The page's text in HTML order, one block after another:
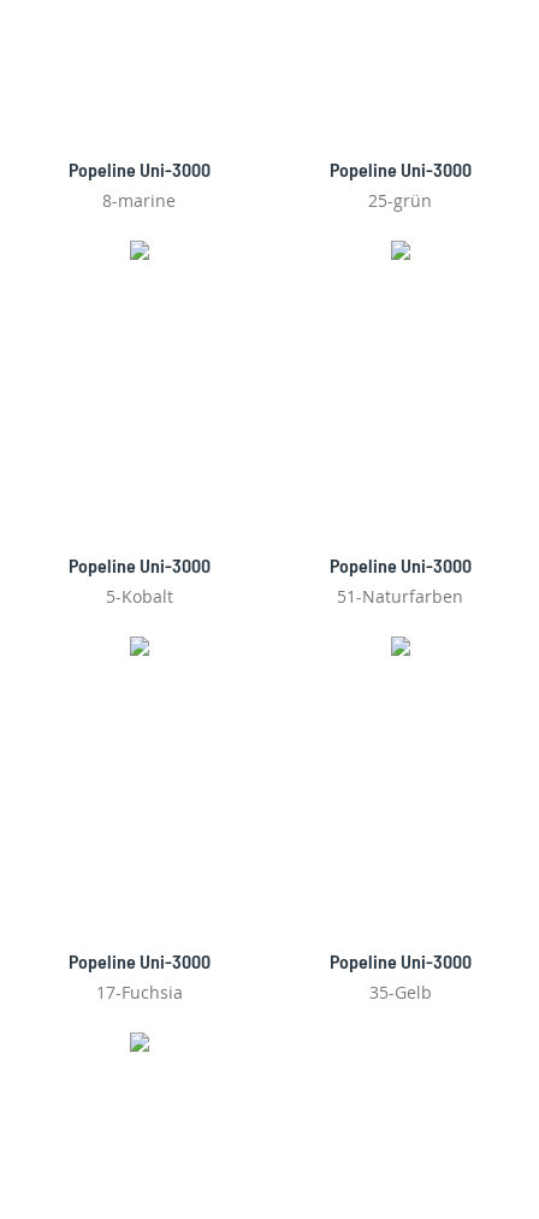
Popeline Uni-3000
8-marine
Popeline Uni-3000
25-grün
Popeline Uni-3000
5-Kobalt
Popeline Uni-3000
51-Naturfarben
Popeline Uni-3000
17-Fuchsia
Popeline Uni-3000
35-Gelb